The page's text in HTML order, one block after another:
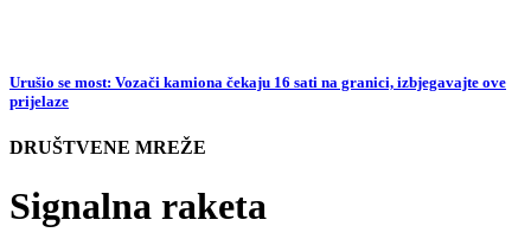
Urušio se most: Vozači kamiona čekaju 16 sati na granici, izbjegavajte ove
prijelaze
DRUŠTVENE MREŽE
Signalna raketa